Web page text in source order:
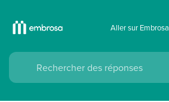
Aller sur Embrosa